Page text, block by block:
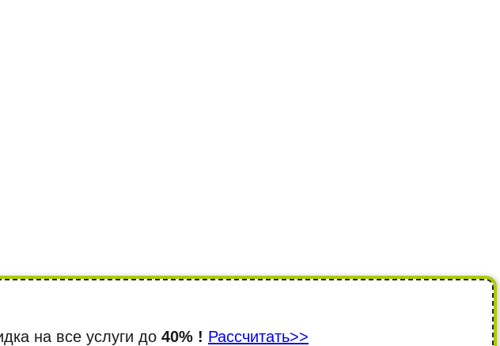
на все услуги до 40% ! Рассчитать>>